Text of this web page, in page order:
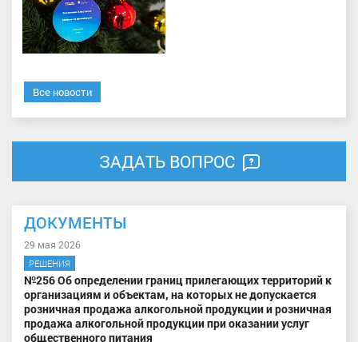
Все новости
ЗАДАТЬ ВОПРОС
ДОКУМЕНТЫ
29 мая 2026
РЕШЕНИЯ
№256 Об определении границ прилегающих территорий к
организациям и объектам, на которых не допускается
розничная продажа алкогольной продукции и розничная
продажа алкогольной продукции при оказании услуг
общественного питания